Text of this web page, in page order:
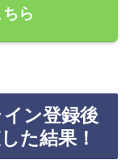
ら
ン登録後
た結果！